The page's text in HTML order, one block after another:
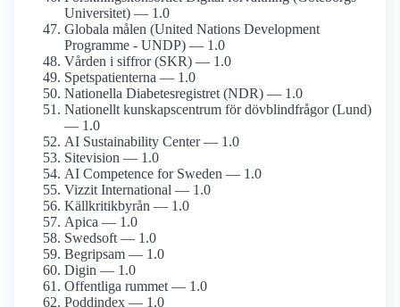
Universitet) — 1.0
Globala målen (United Nations Development
Programme - UNDP) — 1.0
Vården i siffror (SKR) — 1.0
Spetspatienterna — 1.0
Nationella Diabetes­registret (NDR) — 1.0
Nationellt kunskapsc­entrum för dövblind­frågor (Lund)
— 1.0
AI Sustainability Center — 1.0
Sitevision — 1.0
AI Competence for Sweden — 1.0
Vizzit International — 1.0
Källkritikbyrån — 1.0
Apica — 1.0
Swedsoft — 1.0
Begripsam — 1.0
Digin — 1.0
Offentliga rummet — 1.0
Poddindex — 1.0